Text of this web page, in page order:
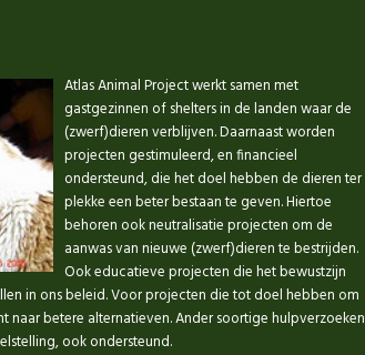
Atlas Animal Project werkt samen met
gastgezinnen of shelters in de landen waar de
(zwerf)dieren verblijven. Daarnaast worden
projecten gestimuleerd, en financieel
ondersteund, die het doel hebben de dieren ter
plekke een beter bestaan te geven. Hiertoe
behoren ook neutralisatie projecten om de
aanwas van nieuwe (zwerf)dieren te bestrijden.
Ook educatieve projecten die het bewustzijn
in ons beleid. Voor projecten die tot doel hebben om
betere alternatieven. Ander soortige hulpverzoeken
ook ondersteund.